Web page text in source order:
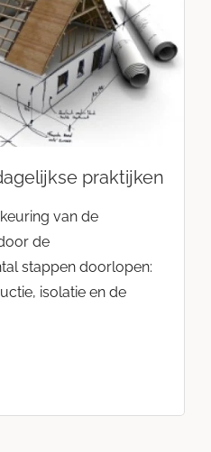
praktijken
van de
de
stappen doorlopen:
isolatie en de